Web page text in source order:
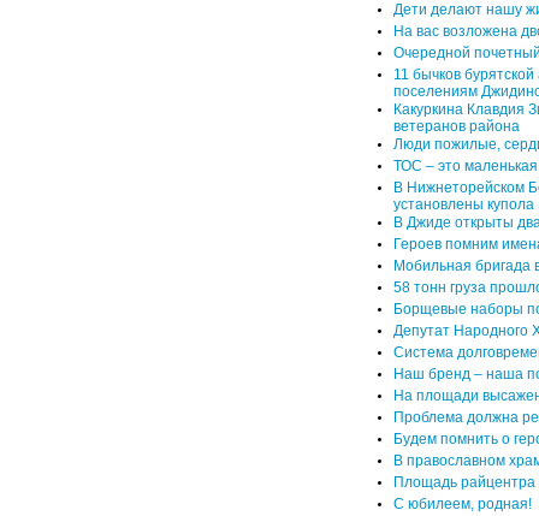
Дети делают нашу
На вас возложена
Очередной
11 бычков
поселениям
Какуркина Клавдия
ветеранов района
Люди пожилые,
ТОС – это
В Нижнеторейском
установлены купола
В Джиде открыты
Героев помним
Мобильная бригада
58 тонн груза
Борщевые наборы
Депутат Народного
Система
Наш бренд – наша
На площади
Проблема должна
Будем помнить о
В православном
Площадь райцентра
С юбилеем, родная!